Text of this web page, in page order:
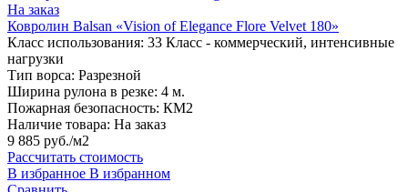
На заказ
Ковролин Balsan «Vision of Elegance Flore Velvet 180»
Класс использования: 33 Класс - коммерческий, интенсивные
нагрузки
Тип ворса: Разрезной
Ширина рулона в резке: 4 м.
Пожарная безопасность: КМ2
Наличие товара: На заказ
9 885 руб./м2
Рассчитать стоимость
В избранное В избранном